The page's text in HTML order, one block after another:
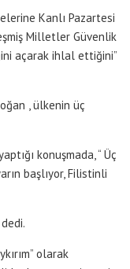
Kanlı Pazartesi
Milletler Güvenlik
açarak ihlal ettiğini”
, ülkenin üç
konuşmada, “ Üç
başlıyor, Filistinli
olarak